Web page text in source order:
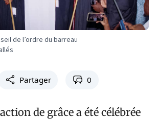
de l’ordre du barreau
Partager 0
de grâce a été célébrée